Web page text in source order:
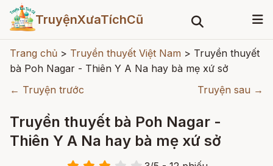
TruyệnXưaTíchCũ
Trang chủ > Truyền thuyết Việt Nam > Truyền thuyết
bà Poh Nagar - Thiên Y A Na hay bà mẹ xứ sở
← Truyện trước
Truyện sau →
Truyền thuyết bà Poh Nagar -
Thiên Y A Na hay bà mẹ xứ sở